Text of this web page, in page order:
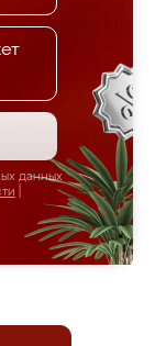
данных